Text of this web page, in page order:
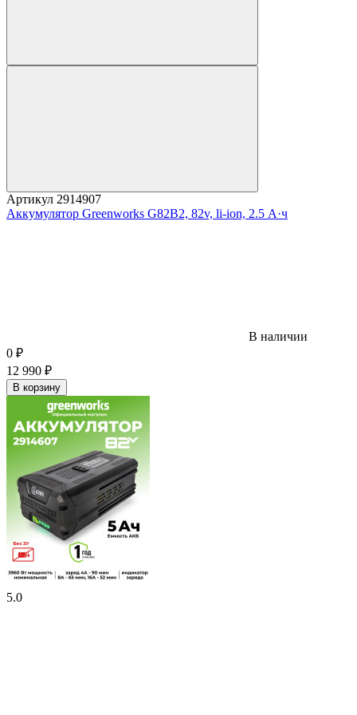
Артикул 2914907
Аккумулятор Greenworks G82B2, 82v, li-ion, 2.5 А·ч
В наличии
0 ₽
12 990 ₽
В корзину
5.0